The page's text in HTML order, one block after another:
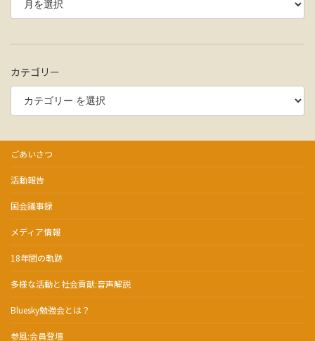
カテゴリー
ごあいさつ
活動報告
国会議事録
メディア情報
18年間の軌跡
多様な活動と社会貢献:音声解説
Bluesky勉強会とは？
参風:会員登壇